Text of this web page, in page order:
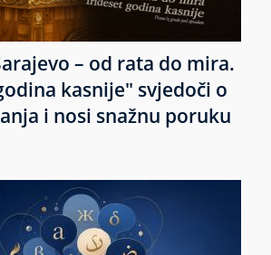
– od rata do mira.
kasnije" svjedoči o
i nosi snažnu poruku